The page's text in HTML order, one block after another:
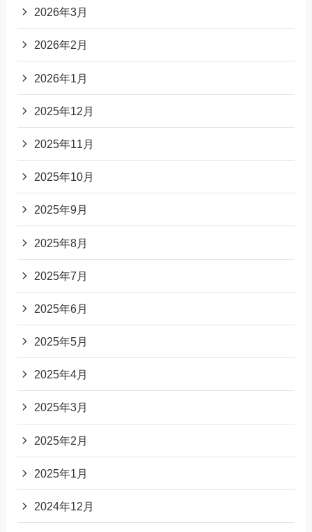
2026年3月
2026年2月
2026年1月
2025年12月
2025年11月
2025年10月
2025年9月
2025年8月
2025年7月
2025年6月
2025年5月
2025年4月
2025年3月
2025年2月
2025年1月
2024年12月